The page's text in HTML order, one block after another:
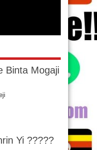
Binta Mogaji
Yi ?????